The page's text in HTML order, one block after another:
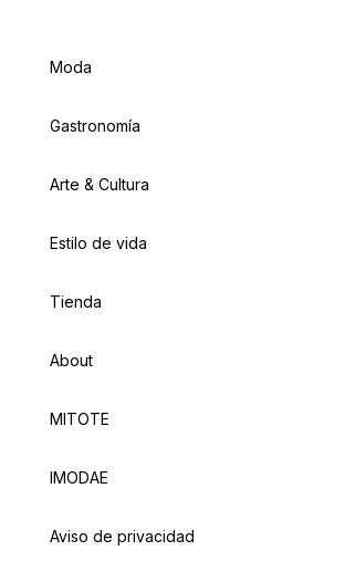
Moda
Gastronomía
Arte & Cultura
Estilo de vida
Tienda
About
MITOTE
IMODAE
Aviso de privacidad